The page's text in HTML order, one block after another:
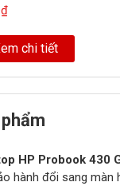
₫
chi tiết
HP Probook 430
hành đổi sang màn